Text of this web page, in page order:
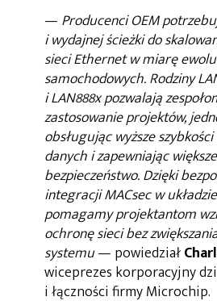
— Producenci OEM
i wydajnej ścieżki do
sieci Ethernet w miarę
samochodowych. Rodziny
i LAN888x pozwalają
zastosowanie projektów,
obsługując wyższe
danych i zapewniając większe
bezpieczeństwo. Dzięki
integracji MACsec w
pomagamy projektantom
ochronę sieci bez
systemu— powiedział
wiceprezes korporacyjny
i łączności firmy Microchip.